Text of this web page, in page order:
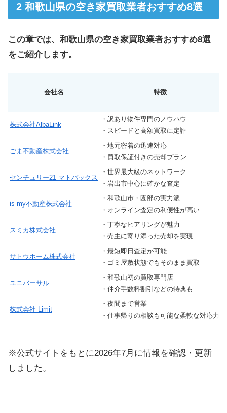
和歌山県の空き家買取業者おすすめ8選
この章では、和歌山県の空き家買取業者おすすめ8選
をご紹介します。
会社名 特徴
株式会社AlbaLink
・訳あり物件専門のノウハウ
・スピードと高額買取に定評
ごま不動産株式会社
・地元密着の迅速対応
・買取保証付きの売却プラン
センチュリー21 マトバックス
・世界最大級のネットワーク
・岩出市中心に確かな査定
is my不動産株式会社
・和歌山市・園部の実力派
・オンライン査定の利便性が高い
スミカ株式会社
・丁寧なヒアリングが魅力
・売主に寄り添った売却を実現
サトウホーム株式会社
・最短即日査定が可能
・ゴミ屋敷状態でもそのまま買取
ユニバーサル
・和歌山初の買取専門店
・仲介手数料割引などの特典も
株式会社 Limit
・夜間まで営業
・仕事帰りの相談も可能な柔軟な対応力
※公式サイトをもとに2026年7月に情報を確認・更新
しました。